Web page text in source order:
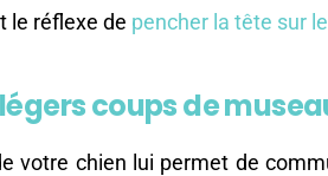
le réflexe de pencher la tête sur
coups de
votre chien lui permet de